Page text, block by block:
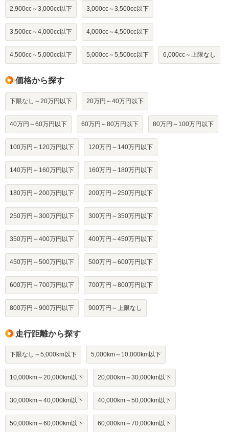
2,900cc～3,000cc以下 3,000cc～3,500cc以下
3,500cc～4,000cc以下 4,000cc～4,500cc以下
4,500cc～5,000cc以下 5,000cc～5,500cc以下 6,000cc～上限なし
価格から探す
下限なし～20万円以下 20万円～40万円以下
40万円～60万円以下 60万円～80万円以下 80万円～100万円以下
100万円～120万円以下 120万円～140万円以下
140万円～160万円以下 160万円～180万円以下
180万円～200万円以下 200万円～250万円以下
250万円～300万円以下 300万円～350万円以下
350万円～400万円以下 400万円～450万円以下
450万円～500万円以下 500万円～600万円以下
600万円～700万円以下 700万円～800万円以下
800万円～900万円以下 900万円～上限なし
走行距離から探す
下限なし～5,000km以下 5,000km～10,000km以下
10,000km～20,000km以下 20,000km～30,000km以下
30,000km～40,000km以下 40,000km～50,000km以下
50,000km～60,000km以下 60,000km～70,000km以下